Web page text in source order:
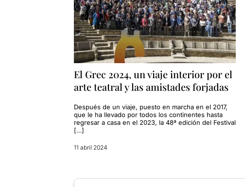
El Grec 2024, un viaje interior por el
arte teatral y las amistades forjadas
Después de un viaje, puesto en marcha en el 2017,
que le ha llevado por todos los continentes hasta
regresar a casa en el 2023, la 48ª edición del Festival
[…]
11 abril 2024